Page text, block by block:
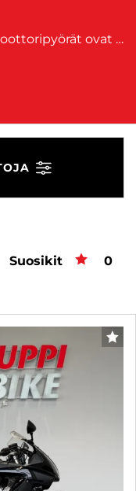
Suositut käytetyt Honda CBR moottoripyörät ovat nyt saatavilla – huippuluokan suorituskykyä ja tyyliä matkalle. CBR-sarja on voittanut kuljettajien sydämet tarjoamalla ainutlaatuista ajonautintoa ja teknistä huippuosaamista. Käytetyt Honda CBR moottoripyörämme ovat valmiita valloittamaan tien. Jokainen Honda CBR pyörä yhdistää huippuluokan suorituskyvyn, tyylin ja kilpa-automaailmasta peräisin olevan teknologian ainutlaatuisella tavalla. CBR-sarja on suunniteltu tarjoamaan vaativille kuljettajille unohtumattomia ajokokemuksia. Selaa valikoimaamme ja löydä itsellesi sopiva käytetty Honda CBR moottoripyörä. Omista suosittu ja huippuluokan matkakumppani ja lähde seikkailuun tien päälle Honda CBR:n kanssa. Koe suorituskyvyn ja tyylin täydellinen yhdistelmä jokaisella matkalla. Meiltä löydät käytetyt Honda CBR-moottoripyörät, joihin on saatavilla myös edullinen
Suosikit 0